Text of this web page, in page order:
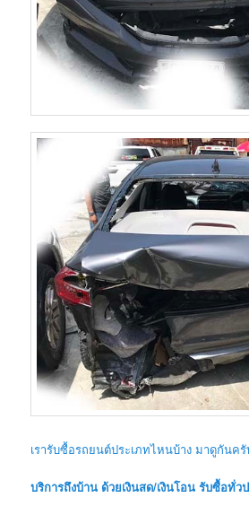
เรารับซื้อรถยนต์ประเภทไหนบ้าง มาดูกันค
บริการถึงบ้าน ด้วยเงินสด/เงินโอน รับซื้อทั่ว